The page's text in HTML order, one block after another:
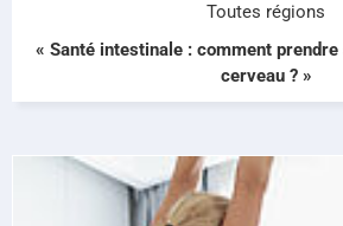
Toutes régions
« Santé intestinale : comment
cerveau ? »